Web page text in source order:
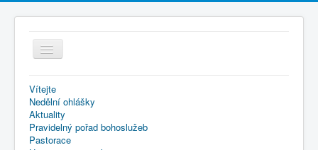
Přepnout
navigaci
Vítejte
Nedělní ohlášky
Aktuality
Pravidelný pořad bohoslužeb
Pastorace